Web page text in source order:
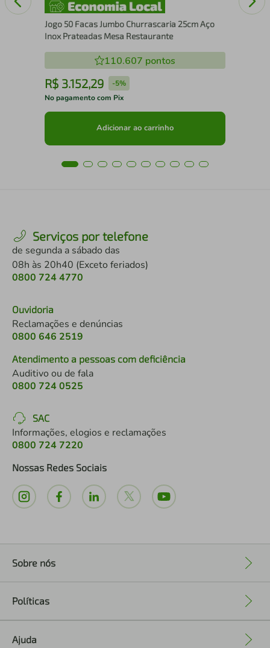
Jogo 50 Facas Jumbo Churrascaria 25cm Aço
Inox Prateadas Mesa Restaurante
110.607 pontos
R$ 3.152,29 -5%
No pagamento com Pix
Adicionar ao carrinho
Serviços por telefone
de segunda a sábado das
08h às 20h40 (Exceto feriados)
0800 724 4770
Ouvidoria
Reclamações e denúncias
0800 646 2519
Atendimento a pessoas com deficiência
Auditivo ou de fala
0800 724 0525
SAC
Informações, elogios e reclamações
0800 724 7220
Nossas Redes Sociais
Sobre nós
Políticas
Ajuda